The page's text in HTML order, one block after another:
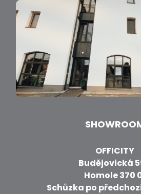
OFFICITY
Budějovická
Homole 370
Schůzka po